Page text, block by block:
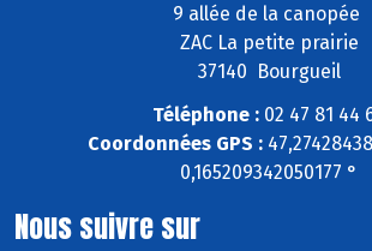
9 allée de la canopée
ZAC La petite prairie
37140 Bourgueil
Téléphone :02 47 81 44
Coordonnées GPS :
0,165209342050177 °
Nous suivre sur